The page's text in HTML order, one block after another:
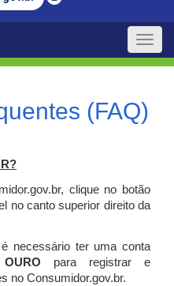
Legislação
Toggle
(FAQ)
clique no botão
no canto superior direito da
necessário ter uma conta
para registrar e
no Consumidor.gov.br.